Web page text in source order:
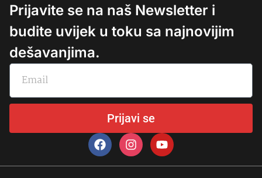
Prijavite se na naš Newsletter i
budite uvijek u toku sa najnovijim
dešavanjima.
Prijavi se